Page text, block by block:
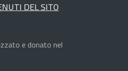
DEL SITO
e donato nel